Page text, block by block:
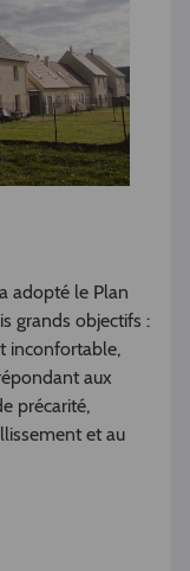
adopté le Plan
grands objectifs :
inconfortable,
aux
précarité,
et au